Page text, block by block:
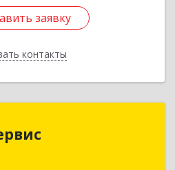
заявку
контакты
заявку
Назад